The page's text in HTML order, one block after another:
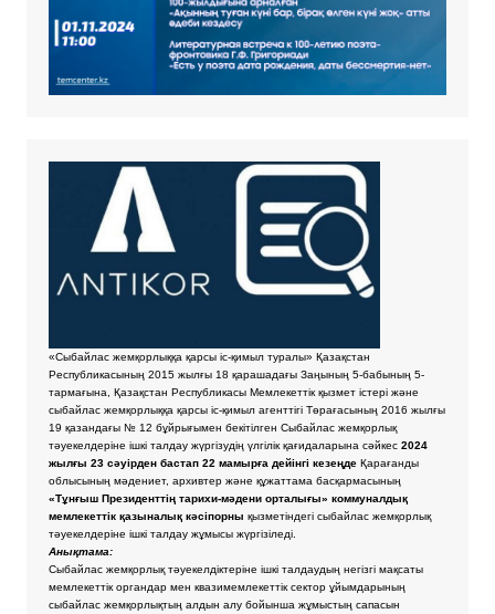
«Сыбайлас жемқорлыққа қарсы іс-қимыл туралы» Қазақстан
Республикасының 2015 жылғы 18 қарашадағы Заңының 5-бабының 5-
тармағына, Қазақстан Республикасы Мемлекеттік қызмет істері және
сыбайлас жемқорлыққа қарсы іс-қимыл агенттігі Төрағасының 2016 жылғы
19 қазандағы № 12 бұйрығымен бекітілген Сыбайлас жемқорлық
тәуекелдеріне ішкі талдау жүргізудің үлгілік қағидаларына сәйкес2024
жылғы 23 сәуірден бастап 22 мамырға дейінгі кезеңде Қарағанды
облысының мәдениет, архивтер және құжаттама басқармасының
«Тұнғыш Президенттің тарихи-мәдени орталығы» коммуналдық
мемлекеттік қазыналық кәсіпорны қызметіндегі сыбайлас жемқорлық
тәуекелдеріне ішкі талдау жұмысы жүргізіледі.
Анықтама:
Сыбайлас жемқорлық тәуекелдіктеріне ішкі талдаудың негізгі мақсаты
мемлекеттік органдар мен квазимемлекеттік сектор ұйымдарының
сыбайлас жемқорлықтың алдын алу бойынша жұмыстың сапасын